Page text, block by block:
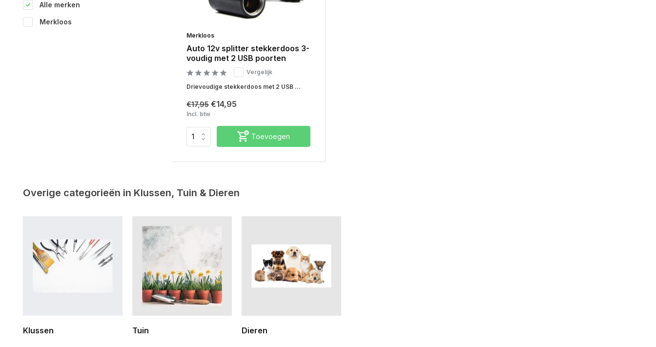
Alle merken
Merkloos
Merkloos
Auto 12v splitter stekkerdoos 3-
voudig met 2 USB poorten
Vergelijk
Drievoudige stekkerdoos met 2 USB ...
€17,95 €14,95
Incl. btw
Toevoegen
Overige categorieën in Klussen, Tuin & Dieren
Klussen Tuin Dieren